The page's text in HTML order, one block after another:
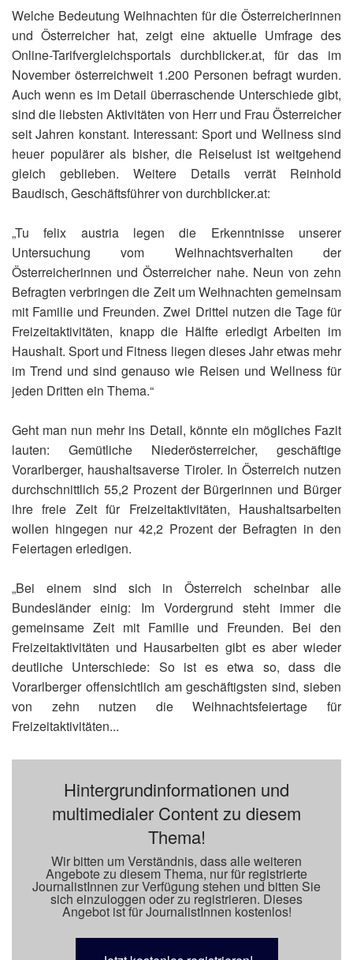
Welche Bedeutung Weihnachten für die Österreicherinnen
und Österreicher hat, zeigt eine aktuelle Umfrage des
Online-Tarifvergleichsportals durchblicker.at, für das im
November österreichweit 1.200 Personen befragt wurden.
Auch wenn es im Detail überraschende Unterschiede gibt,
sind die liebsten Aktivitäten von Herr und Frau Österreicher
seit Jahren konstant. Interessant: Sport und Wellness sind
heuer populärer als bisher, die Reiselust ist weitgehend
gleich geblieben. Weitere Details verrät Reinhold
Baudisch, Geschäftsführer von durchblicker.at:
„Tu felix austria legen die Erkenntnisse unserer
Untersuchung vom Weihnachtsverhalten der
Österreicherinnen und Österreicher nahe. Neun von zehn
Befragten verbringen die Zeit um Weihnachten gemeinsam
mit Familie und Freunden. Zwei Drittel nutzen die Tage für
Freizeitaktivitäten, knapp die Hälfte erledigt Arbeiten im
Haushalt. Sport und Fitness liegen dieses Jahr etwas mehr
im Trend und sind genauso wie Reisen und Wellness für
jeden Dritten ein Thema.“
Geht man nun mehr ins Detail, könnte ein mögliches Fazit
lauten: Gemütliche Niederösterreicher, geschäftige
Vorarlberger, haushaltsaverse Tiroler. In Österreich nutzen
durchschnittlich 55,2 Prozent der Bürgerinnen und Bürger
ihre freie Zeit für Freizeitaktivitäten, Haushaltsarbeiten
wollen hingegen nur 42,2 Prozent der Befragten in den
Feiertagen erledigen.
„Bei einem sind sich in Österreich scheinbar alle
Bundesländer einig: Im Vordergrund steht immer die
gemeinsame Zeit mit Familie und Freunden. Bei den
Freizeitaktivitäten und Hausarbeiten gibt es aber wieder
deutliche Unterschiede: So ist es etwa so, dass die
Vorarlberger offensichtlich am geschäftigsten sind, sieben
von zehn nutzen die Weihnachtsfeiertage für
Freizeitaktivitäten...
Hintergrundinformationen und
multimedialer Content zu diesem
Thema!
Wir bitten um Verständnis, dass alle weiteren
Angebote zu diesem Thema, nur für registrierte
JournalistInnen zur Verfügung stehen und bitten Sie
sich einzuloggen oder zu registrieren. Dieses
Angebot ist für JournalistInnen kostenlos!